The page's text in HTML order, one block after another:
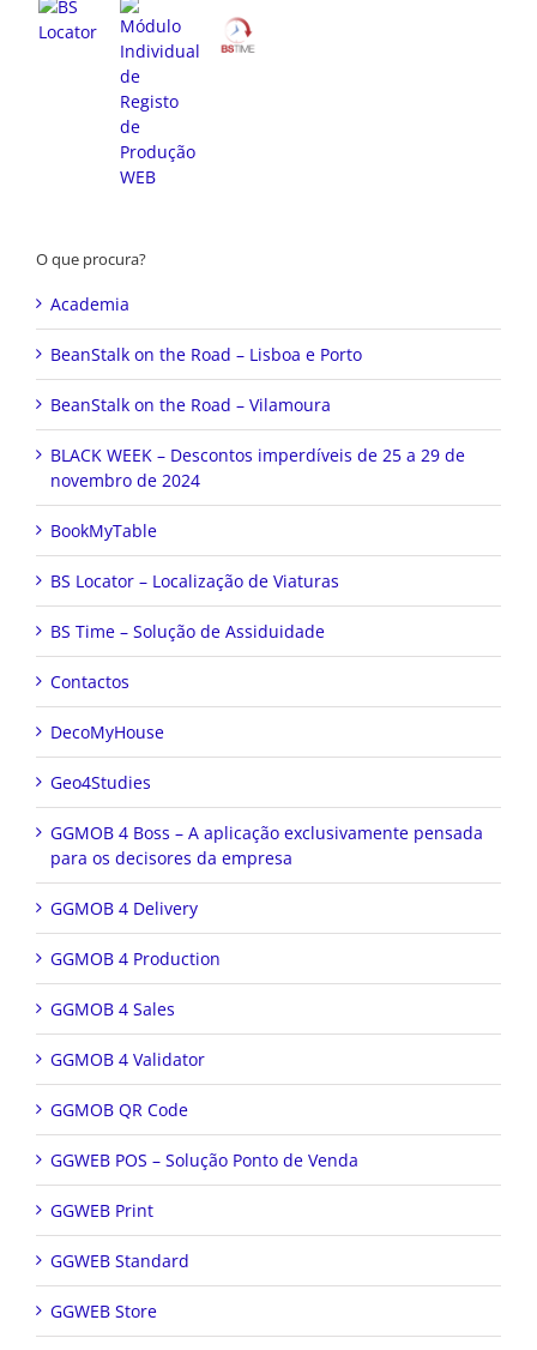
O que procura?
Academia
BeanStalk on the Road – Lisboa e Porto
BeanStalk on the Road – Vilamoura
BLACK WEEK – Descontos imperdíveis de 25 a 29 de
novembro de 2024
BookMyTable
BS Locator – Localização de Viaturas
BS Time – Solução de Assiduidade
Contactos
DecoMyHouse
Geo4Studies
GGMOB 4 Boss – A aplicação exclusivamente pensada
para os decisores da empresa
GGMOB 4 Delivery
GGMOB 4 Production
GGMOB 4 Sales
GGMOB 4 Validator
GGMOB QR Code
GGWEB POS – Solução Ponto de Venda
GGWEB Print
GGWEB Standard
GGWEB Store